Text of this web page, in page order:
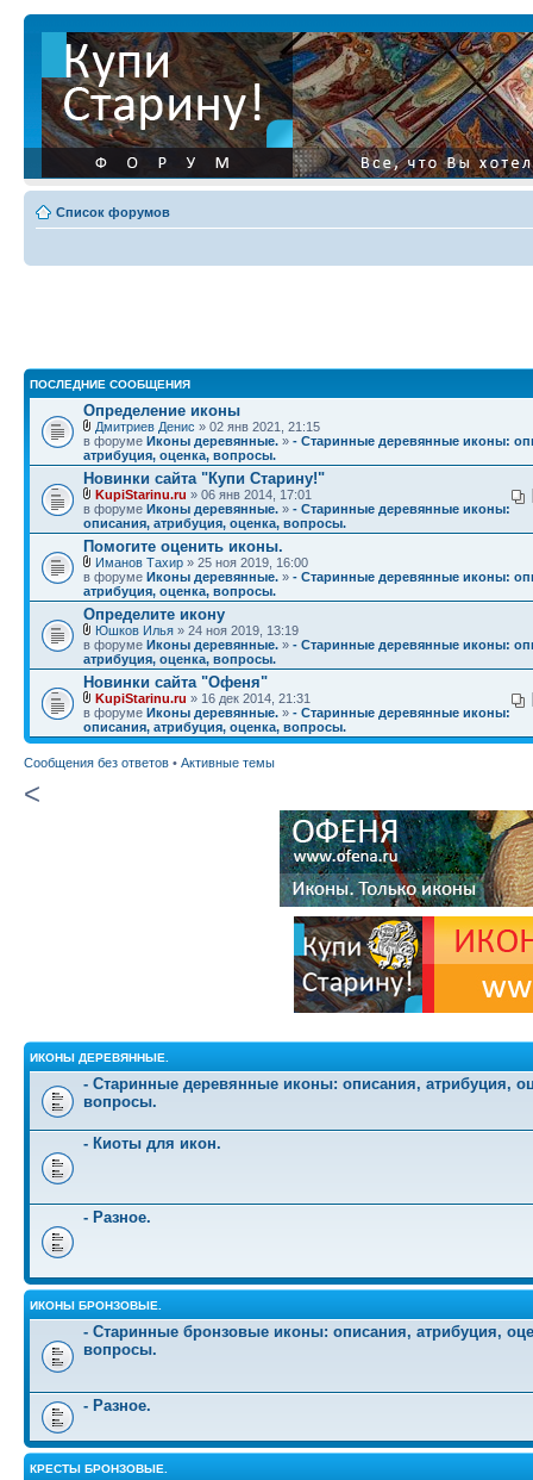
Список форумов
ПОСЛЕДНИЕ СООБЩЕНИЯ
Определение иконы
Дмитриев Денис » 02 янв 2021, 21:15
в форуме Иконы деревянные. » - Старинные деревянные иконы:
атрибуция, оценка, вопросы.
Новинки сайта "Купи Старину!"
KupiStarinu.ru » 06 янв 2014, 17:01
в форуме Иконы деревянные. » - Старинные деревянные иконы:
описания, атрибуция, оценка, вопросы.
Помогите оценить иконы.
Иманов Тахир » 25 ноя 2019, 16:00
в форуме Иконы деревянные. » - Старинные деревянные иконы:
атрибуция, оценка, вопросы.
Определите икону
Юшков Илья » 24 ноя 2019, 13:19
в форуме Иконы деревянные. » - Старинные деревянные иконы:
атрибуция, оценка, вопросы.
Новинки сайта "Офеня"
KupiStarinu.ru » 16 дек 2014, 21:31
в форуме Иконы деревянные. » - Старинные деревянные иконы:
описания, атрибуция, оценка, вопросы.
Сообщения без ответов • Активные темы
<
ИКОНЫ ДЕРЕВЯННЫЕ.
- Старинные деревянные иконы: описания, атрибуция,
вопросы.
- Киоты для икон.
- Разное.
ИКОНЫ БРОНЗОВЫЕ.
- Старинные бронзовые иконы: описания, атрибуция,
вопросы.
- Разное.
КРЕСТЫ БРОНЗОВЫЕ.